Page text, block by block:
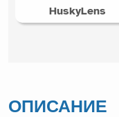
HuskyLens
ОПИСАНИЕ